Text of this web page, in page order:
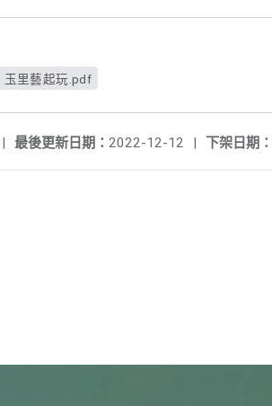
玉里藝起玩.pdf
下架日期：
最後更新日期： 2022-12-12 |
|